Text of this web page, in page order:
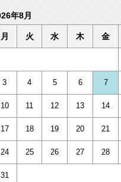
年8月
月 火 水 木 金
3 4 5 6 7
10 11 12 13 14
17 18 19 20 21
24 25 26 27 28
31